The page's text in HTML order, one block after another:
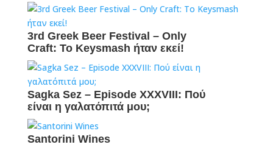
3rd Greek Beer Festival – Only
Craft: To Keysmash ήταν εκεί!
Sagka Sez – Episode XXXVIII: Πού
είναι η γαλατόπιτά μου;
Santorini Wines